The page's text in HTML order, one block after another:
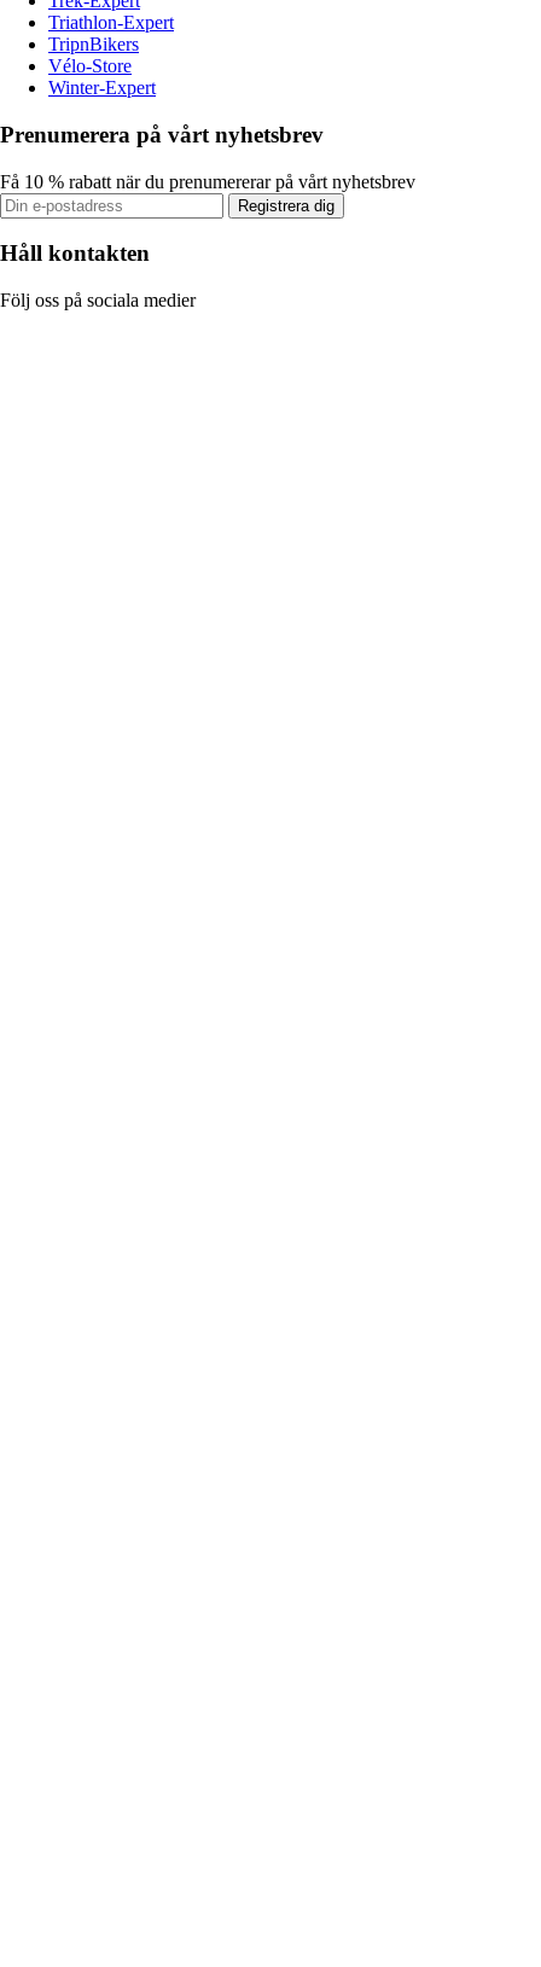
Triathlon-Expert
TripnBikers
Vélo-Store
Winter-Expert
Prenumerera på vårt nyhetsbrev
Få 10 % rabatt när du prenumererar på vårt nyhetsbrev
Registrera dig
Håll kontakten
Följ oss på sociala medier